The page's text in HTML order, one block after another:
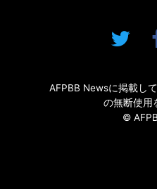
AFPBB Newsに掲載し
の無断使用
©